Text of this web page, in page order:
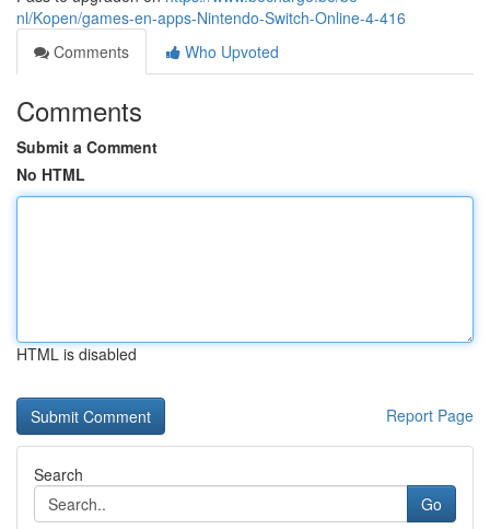
nl/Kopen/games-en-apps-Nintendo-Switch-Online-4-416
Comments
Who Upvoted
Comments
Submit a Comment
No HTML
HTML is disabled
Report Page
Search
Go